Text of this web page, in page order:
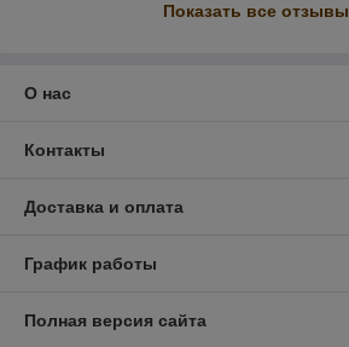
Показать все отзывы
О нас
Контакты
Доставка и оплата
График работы
Полная версия сайта